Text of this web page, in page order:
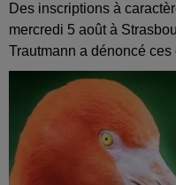
Des inscriptions à
mercredi 5 août à
Trautmann a dénoncé